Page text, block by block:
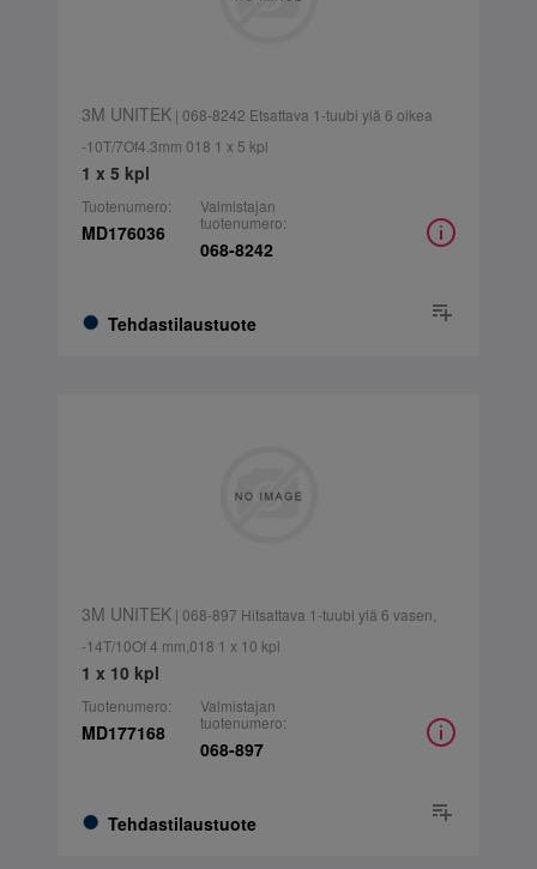
3M UNITEK| 068-8242 Etsattava 1-tuubi ylä 6 oikea
-10T/7Of4.3mm 018 1 x 5 kpl
1 x 5 kpl
Tuotenumero:
MD176036
Tehdastilaustuote
Valmistajan
tuotenumero:
068-8242
3M UNITEK| 068-897 Hitsattava 1-tuubi ylä 6 vasen,
-14T/10Of 4 mm,018 1 x 10 kpl
1 x 10 kpl
Tuotenumero:
MD177168
Tehdastilaustuote
Valmistajan
tuotenumero:
068-897